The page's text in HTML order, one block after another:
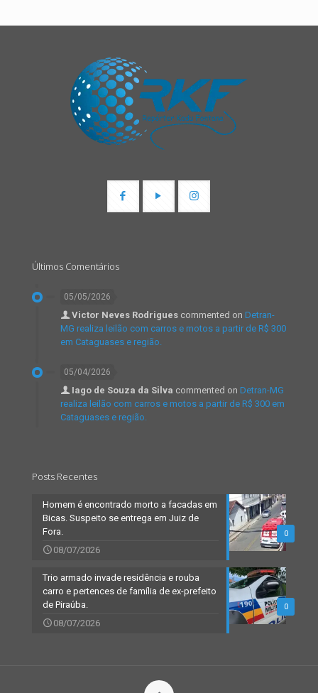
Últimos Comentários
05/05/2026
Victor Neves Rodrigues commented on Detran-
MG realiza leilão com carros e motos a partir de R$ 300
em Cataguases e região.
05/04/2026
Iago de Souza da Silva commented on Detran-MG
realiza leilão com carros e motos a partir de R$ 300 em
Cataguases e região.
Posts Recentes
0
Homem é encontrado morto a facadas em
Bicas. Suspeito se entrega em Juiz de
Fora.
08/07/2026
0
Trio armado invade residência e rouba
carro e pertences de família de ex-prefeito
de Piraúba.
08/07/2026